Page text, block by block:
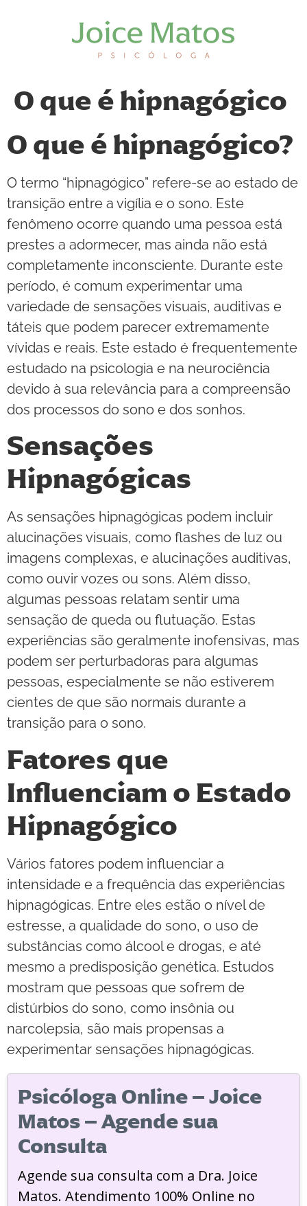
O que é hipnagógico
O que é hipnagógico?
O termo “hipnagógico” refere-se ao estado de
transição entre a vigília e o sono. Este
fenômeno ocorre quando uma pessoa está
prestes a adormecer, mas ainda não está
completamente inconsciente. Durante este
período, é comum experimentar uma
variedade de sensações visuais, auditivas e
táteis que podem parecer extremamente
vívidas e reais. Este estado é frequentemente
estudado na psicologia e na neurociência
devido à sua relevância para a compreensão
dos processos do sono e dos sonhos.
Sensações
Hipnagógicas
As sensações hipnagógicas podem incluir
alucinações visuais, como flashes de luz ou
imagens complexas, e alucinações auditivas,
como ouvir vozes ou sons. Além disso,
algumas pessoas relatam sentir uma
sensação de queda ou flutuação. Estas
experiências são geralmente inofensivas, mas
podem ser perturbadoras para algumas
pessoas, especialmente se não estiverem
cientes de que são normais durante a
transição para o sono.
Fatores que
Influenciam o Estado
Hipnagógico
Vários fatores podem influenciar a
intensidade e a frequência das experiências
hipnagógicas. Entre eles estão o nível de
estresse, a qualidade do sono, o uso de
substâncias como álcool e drogas, e até
mesmo a predisposição genética. Estudos
mostram que pessoas que sofrem de
distúrbios do sono, como insônia ou
narcolepsia, são mais propensas a
experimentar sensações hipnagógicas.
Psicóloga Online – Joice
Matos – Agende sua
Consulta
Agende sua consulta com a Dra. Joice
Matos. Atendimento 100% Online no